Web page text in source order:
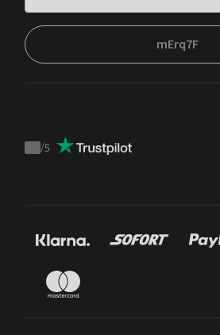
mErq7F
Trustpilot
/5